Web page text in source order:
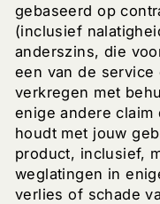
gebaseerd op
(inclusief
anderszins, die
een van de
verkregen met
enige andere
houdt met jouw
product, inclusief,
weglatingen in
verlies of schade